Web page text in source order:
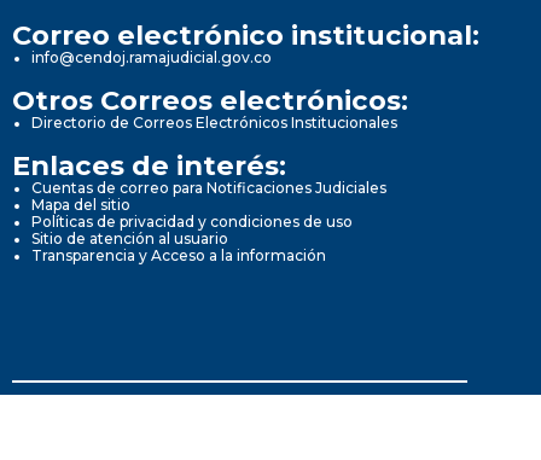
Correo electrónico institucional:
info@cendoj.ramajudicial.gov.co
Otros Correos electrónicos:
Directorio de Correos Electrónicos Institucionales
Enlaces de interés:
Cuentas de correo para Notificaciones Judiciales
Mapa del sitio
Políticas de privacidad y condiciones de uso
Sitio de atención al usuario
Transparencia y Acceso a la información